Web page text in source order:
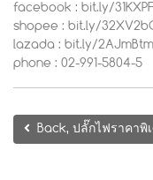
facebook : bit.ly/
shopee : bit.ly/
lazada : bit.ly/2AJmBtm
phone : 02-991-5804-5
Back, ปลั๊กไฟราคา